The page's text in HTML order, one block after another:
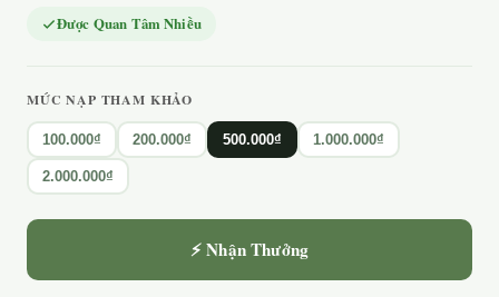
Được Quan Tâm Nhiều
MỨC NẠP THAM KHẢO
100.000₫ 200.000₫ 500.000₫ 1.000.000₫
2.000.000₫
⚡ Nhận Thưởng